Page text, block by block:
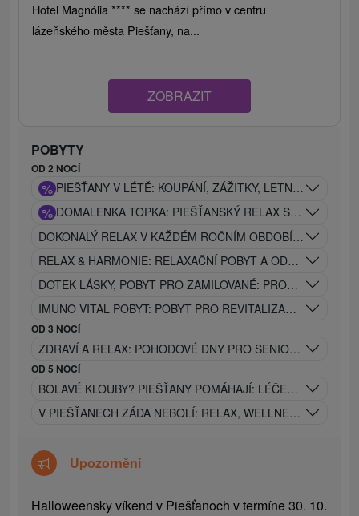
Hotel Magnólia **** se nachází přímo v centru
lázeňského města Piešťany, na...
ZOBRAZIT
POBYTY
OD 2 NOCÍ
% PIEŠŤANY V LÉTĚ: KOUPÁNÍ, ZÁŽITKY, LETNÍ
% DOMALENKA TOPKA: PIEŠŤANSKÝ RELAX SE
DOKONALÝ RELAX V KAŽDÉM ROČNÍM OBDOBÍ:
RELAX & HARMONIE: RELAXAČNÍ POBYT A ODPOČINEK
DOTEK LÁSKY, POBYT PRO ZAMILOVANÉ: PROSECCO,
IMUNO VITAL POBYT: POBYT PRO REVITALIZACI TĚLA,
OD 3 NOCÍ
ZDRAVÍ A RELAX: POHODOVÉ DNY PRO SENIORY V SRDCI
OD 5 NOCÍ
BOLAVÉ KLOUBY? PIEŠŤANY POMÁHAJÍ: LÉČEBNÝ
V PIEŠŤANECH ZÁDA NEBOLÍ: RELAX, WELLNESS A
Upozornění
Halloweensky víkend v Piešťanoch v termíne 30. 10.